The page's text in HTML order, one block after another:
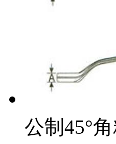
公制45°